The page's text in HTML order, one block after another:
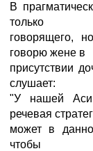
В
только
говорящего,
говорю жене в
присутствии
слушает:
"У нашей Аси
речевая
может в
чтобы